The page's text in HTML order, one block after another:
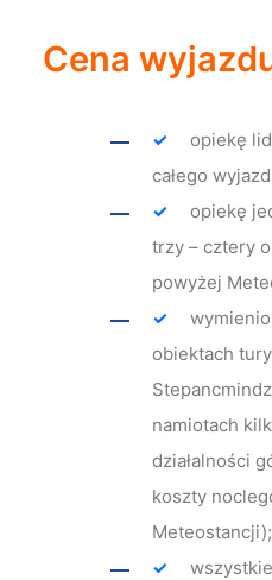
Cena
opiekę
całego
opiekę
trzy – cztery
powyżej
obiektach
namiotach
działalności
koszty
Meteostancji);